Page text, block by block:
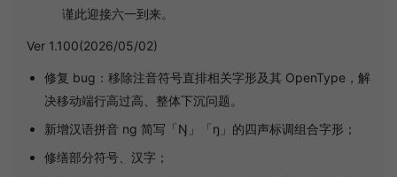
谨此迎接六一到来。
Ver 1.100(2026/05/02)
修复 bug：移除注音符号直排相关字形及其 OpenType，解
决移动端行高过高、整体下沉问题。
新增汉语拼音 ng 简写「Ŋ」「ŋ」的四声标调组合字形；
修缮部分符号、汉字；